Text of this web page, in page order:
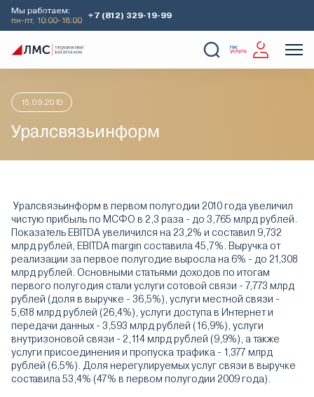
Мы работаем:
пн-пт, 10:00-18:00
+7 (812) 329-19-99
Главная Аналитика
15.09.2010
Уралсвязьинформ
Уралсвязьинформ в первом полугодии 2010 года увеличил
чистую прибыль по МСФО в 2,3 раза - до 3,765 млрд рублей.
Показатель EBITDA увеличился на 23,2% и составил 9,732
млрд рублей, EBITDA margin составила 45,7%. Выручка от
реализации за первое полугодие выросла на 6% - до 21,308
млрд рублей. Основными статьями доходов по итогам
первого полугодия стали услуги сотовой связи - 7,773 млрд
рублей (доля в выручке - 36,5%), услуги местной связи -
5,618 млрд рублей (26,4%), услуги доступа в Интернет и
передачи данных - 3,593 млрд рублей (16,9%), услуги
внутризоновой связи - 2,114 млрд рублей (9,9%), а также
услуги присоединения и пропуска трафика - 1,377 млрд
рублей (6,5%). Доля нерегулируемых услуг связи в выручке
составила 53,4% (47% в первом полугодии 2009 года).